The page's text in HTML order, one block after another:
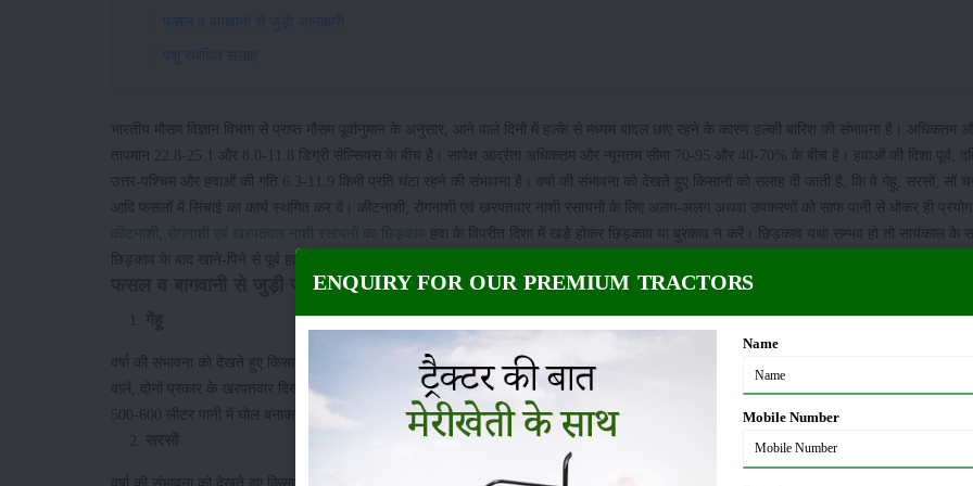
फसल व बागवानी से जुड़ी जानकारी
पशु संबंधित सलाह
भारतीय मौसम विज्ञान विभाग से प्राप्त मौसम पूर्वानुमान के अनुसार, आने वाले दिनों में हल्के से मध्यम बादल छाए रहने के कारण हल्की बारिश की संभावना है। अधिकतम
तापमान 22.8-25.1 और 8.0-11.8 डिग्री सेल्सियस के बीच है। सापेक्ष आर्द्रता अधिकतम और न्यूनतम सीमा 70-95 और 40-70% के बीच है। हवाओं की दिशा पूर्व,
उत्तर-पश्चिम और हवाओं की गति 6.3-11.9 किमी प्रति घंटा रहने की संभावना है। वर्षा की संभावना को देखते हुए किसानों को सलाह दी जाती है, कि वे गेहू, सरसों, सों
आदि फसलों में सिंचाई का कार्य स्थगित कर दें। कीटनाशी, रोगनाशी एवं खरपतवार नाशी रसायनों के लिए अलग-अलग अथवा उपकरणों को साफ पानी से धोकर ही प्रयोग
कीटनाशी, रोगनाशी एवं खरपतवार नाशी रसायनों का छिड़काव
हवा के विपरीत दिशा में खड़े होकर छिड़काव या बुरकाव न करें। छिड़काव यथा सम्भव हो तो सायंकाल के
छिड़काव के बाद खाने-पिने से पूर्व हाथों को साबुन या हैंडवाश से अच्छी तरह से धो लेना चाहिए तथा कपड़ो को धोकर नहा लेना चाहिए।
फसल व बागवानी से जुड़ी जानकारी
वर्षा की संभावना को देखते हुए किसानों को सलाह दी जाती है, कि वे गेहू की फसलों में सिंचाई का कार्य स्थगित कर दें। बिलम्ब से बोई गई गेहूं की फसल में यदि सकरी व
वाले, दोनों प्रकार के खरपतवार दिखाई दें। तो इसके नियंत्रण हेतु सल्फोसल्फुरान 75% डब्लू पी ३३ ग्राम/हेक्टेयर या मैट्री ब्यूजिन 70 %डब्लू पी 250 ग्राम /
500-600 लीटर पानी में घोल बनाकर छिड़काव आसमान साफ होने पर करें।ये भी देखें: गेहूं की फसल में खरपतवार नियंत्रण
ENQUIRY FOR OUR PREMIUM TRACTORS
Name
Mobile Number